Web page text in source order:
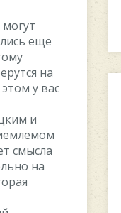
еще
на
у вас
и
смысла
на